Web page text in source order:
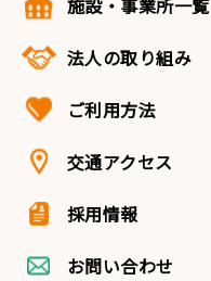
施設・事業所一覧
法人の取り組み
ご利用方法
交通アクセス
採用情報
お問い合わせ